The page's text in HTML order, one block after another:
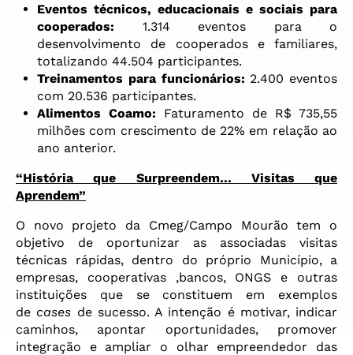
Eventos técnicos, educacionais e sociais para
cooperados: 1.314 eventos para o
desenvolvimento de cooperados e familiares,
totalizando 44.504 participantes.
Treinamentos para funcionários: 2.400 eventos
com 20.536 participantes.
Alimentos Coamo: Faturamento de R$ 735,55
milhões com crescimento de 22% em relação ao
ano anterior.
“História que Surpreendem… Visitas que
Aprendem”
O novo projeto da Cmeg/Campo Mourão tem o
objetivo de oportunizar as associadas visitas
técnicas rápidas, dentro do próprio Município, a
empresas, cooperativas ,bancos, ONGS e outras
instituições que se constituem em exemplos
de cases de sucesso. A intenção é motivar, indicar
caminhos, apontar oportunidades, promover
integração e ampliar o olhar empreendedor das